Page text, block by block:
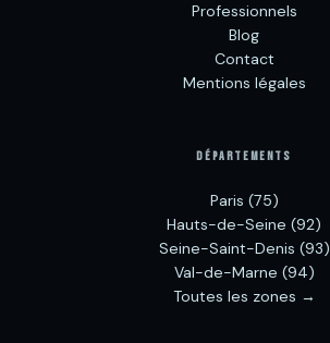
Professionnels
Blog
Contact
Mentions légales
DÉPARTEMENTS
Paris (75)
Hauts-de-Seine (92)
Seine-Saint-Denis (93)
Val-de-Marne (94)
Toutes les zones →